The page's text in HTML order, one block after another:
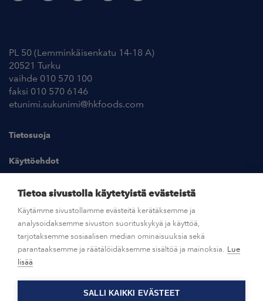
PL 50 (Lemminkäisenkatu 14-18 A)
20521 Turku
vaihde 010 570 100
faksi 010 570 6146
etunimi.sukunimi@hkfoods.com
Tietosuoja
Käyttöehdot
Kuvapankki
UUTISHUONE
OTA YHTEYTTÄ
Tietoa sivustolla käytetyistä evästeistä
Käytämme sivustollamme evästeitä kerätäksemme ja
analysoidaksemme sivuston suorituskykyä ja käyttöä,
tarjotaksemme sosiaalisen median ominaisuuksia sekä
parantaaksemme ja räätälöidäksemme sisältöä ja mainoksia. Lue
lisää
SALLI KAIKKI EVÄSTEET